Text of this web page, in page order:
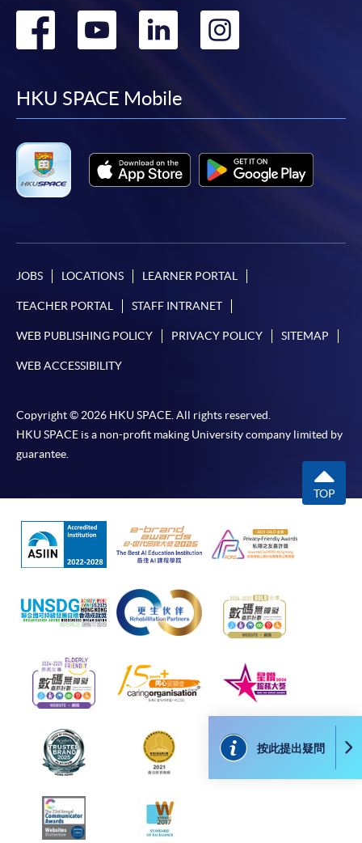
申請人不應閒置申請超過10分鐘。否則，申請人
必須重新開始整個申請程序。
報讀優惠，請親臨學院的報名中心報名。
在網上報名過程中，由於提交課程申請和付款在系
統處理上為兩個不同的程序，成功付款並不保證成
功被獲取錄。任何不成功的申請，課程組職員將儘
快與 閣下聯絡。
確認。另外，確認電子郵件亦會發送到 閣下的電
法例規定外，一切已繳費用，概不退還。
如須甄選入學，則正式收據並不可作為 閣下已獲
學費。
本學院為學院開設的其中一些課程提供在線服務的平台。雖然
本學院會力求在有關網頁上刊載的資訊正確和合時，但本學院
卻不能為這些資訊作出任何明確或隱含的保證。本學院尤其不
會保證下列各項：資訊並無侵犯版權，資訊可安全使用、資訊
準確、資訊適合任何目的、資訊不含電腦病毒等。
本學院（包括其僱員及附屬機構）對你在網上付款而由下列原
因所導致的任何損失，一概不負責；上述原因包括：（1）由
付款銀行或獨立商戶因為付款的網關在處理付款的信用卡、付
款卡、智能卡或其他付款的設施時出現任何信息或資訊傳送的
失誤、延誤、中斷、中止、或限制（2）從付款的網關傳送而
來的任何信息或資訊中出現的疏忽、錯誤、誤差或遺漏；
誤；（4）任何由付款的網關引起或與付款的網關相關的原
因，包括未獲授權進入、資料傳送的改動、任何非法行為等。
按此提出疑問
折
Go
facebook
Go
youtube
Go
linkedin
HKU SPACE Mobile
JOBS LOCATIONS LEARNER PORTAL
TEACHER PORTAL STAFF INTRANET
WEB PUBLISHING POLICY PRIVACY POLICY SITEMAP
WEB ACCESSIBILITY
Copyright © 2026 HKU SPACE. All rights reserved.
HKU SPACE is a non-profit making University company limited by
guarantee.
TOP